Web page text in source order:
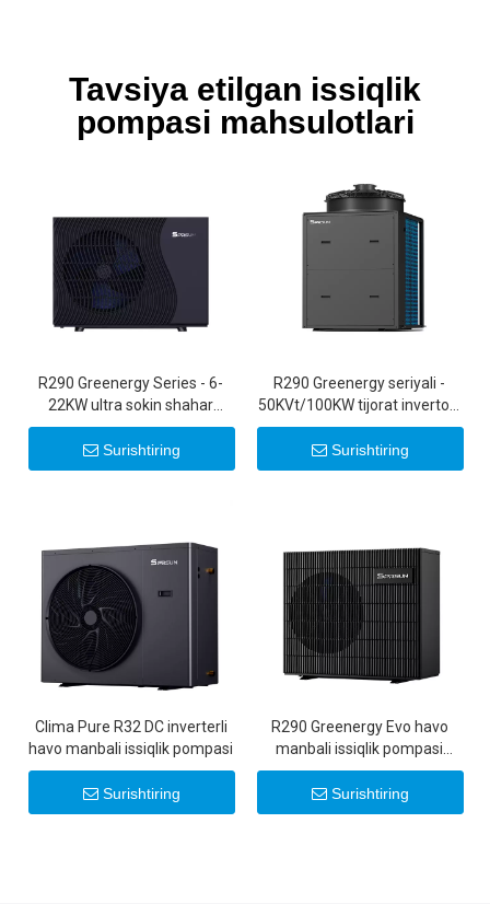
Tavsiya etilgan issiqlik
pompasi mahsulotlari
R290 Greenergy Series - 6-
22KW ultra sokin shahar
invertorli havo manbali issiqlik
nasoslari 20KW 22KW
Surishtiring
R290 Greenergy seriyali -
50KVt/100KW tijorat invertorli
issiqlik nasoslari
Surishtiring
Clima Pure R32 DC inverterli
havo manbali issiqlik pompasi
Surishtiring
R290 Greenergy Evo havo
manbali issiqlik pompasi
A+++
Surishtiring